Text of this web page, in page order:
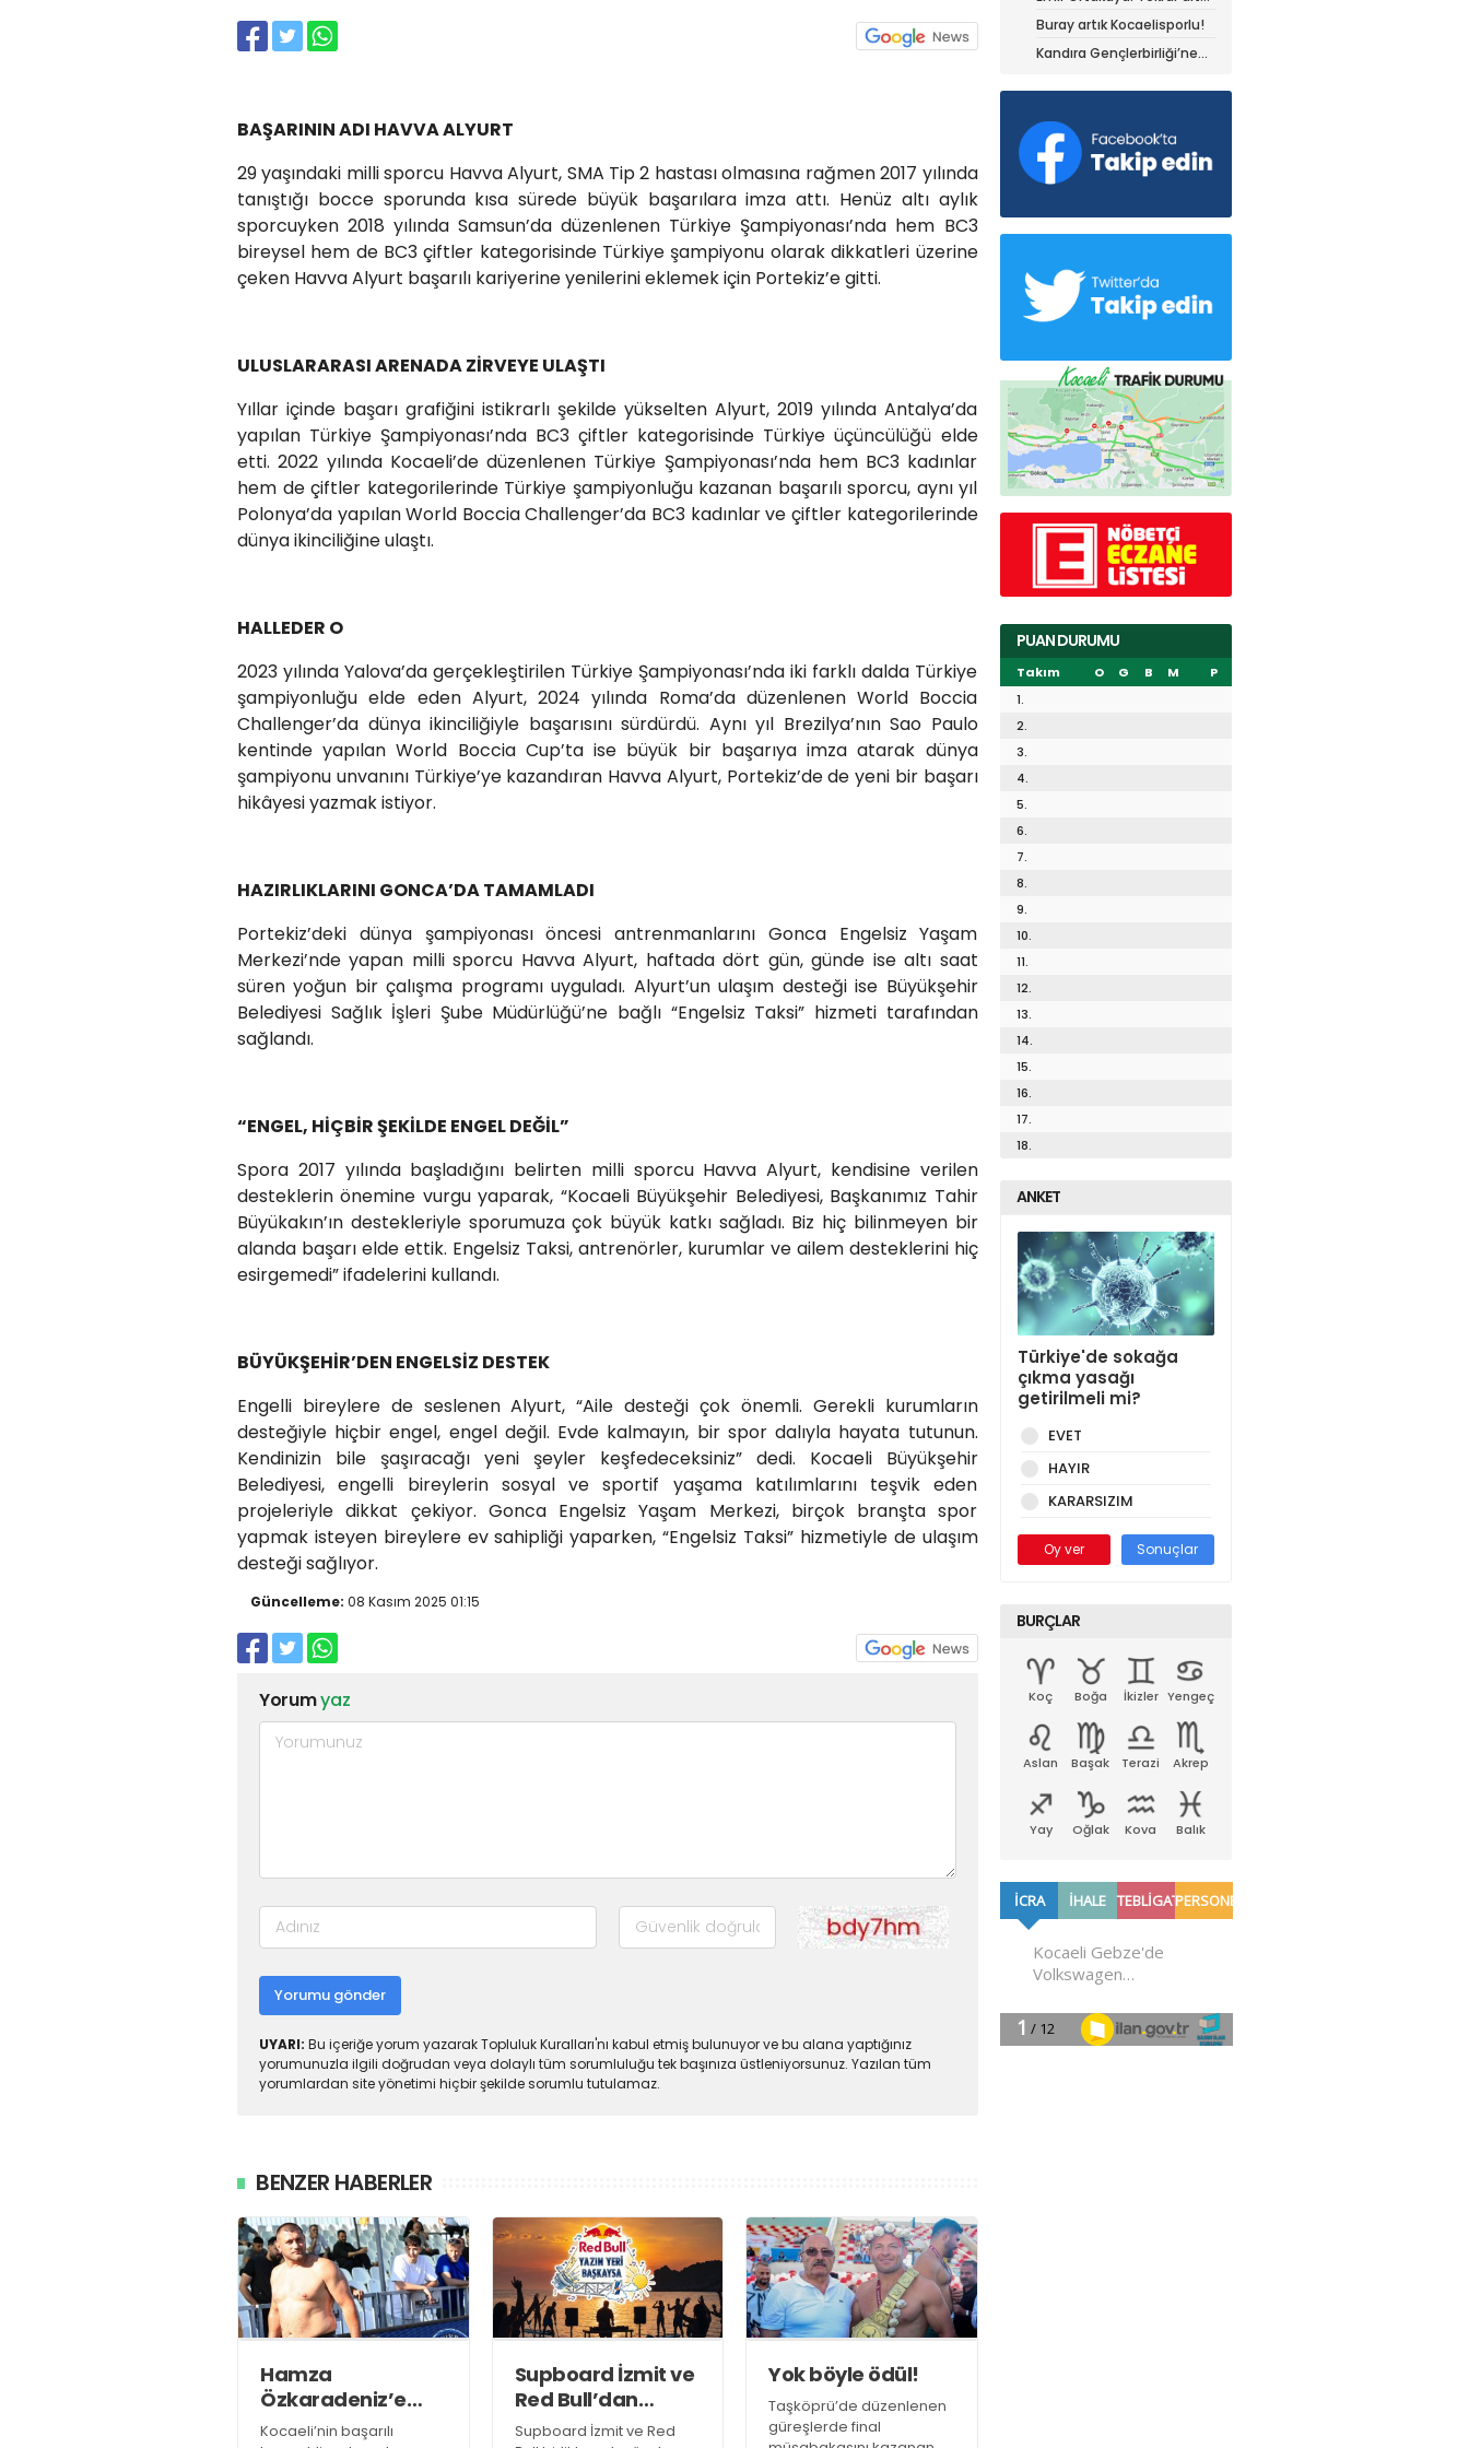
BAŞARININ ADI HAVVA ALYURT
29 yaşındaki milli sporcu Havva Alyurt, SMA Tip 2 hastası olmasına rağmen 2017 yılında
tanıştığı bocce sporunda kısa sürede büyük başarılara imza attı. Henüz altı aylık
sporcuyken 2018 yılında Samsun’da düzenlenen Türkiye Şampiyonası’nda hem BC3
bireysel hem de BC3 çiftler kategorisinde Türkiye şampiyonu olarak dikkatleri üzerine
çeken Havva Alyurt başarılı kariyerine yenilerini eklemek için Portekiz’e gitti.
ULUSLARARASI ARENADA ZİRVEYE ULAŞTI
Yıllar içinde başarı grafiğini istikrarlı şekilde yükselten Alyurt, 2019 yılında Antalya’da
yapılan Türkiye Şampiyonası’nda BC3 çiftler kategorisinde Türkiye üçüncülüğü elde
etti. 2022 yılında Kocaeli’de düzenlenen Türkiye Şampiyonası’nda hem BC3 kadınlar
hem de çiftler kategorilerinde Türkiye şampiyonluğu kazanan başarılı sporcu, aynı yıl
Polonya’da yapılan World Boccia Challenger’da BC3 kadınlar ve çiftler kategorilerinde
dünya ikinciliğine ulaştı.
HALLEDER O
2023 yılında Yalova’da gerçekleştirilen Türkiye Şampiyonası’nda iki farklı dalda Türkiye
şampiyonluğu elde eden Alyurt, 2024 yılında Roma’da düzenlenen World Boccia
Challenger’da dünya ikinciliğiyle başarısını sürdürdü. Aynı yıl Brezilya’nın Sao Paulo
kentinde yapılan World Boccia Cup’ta ise büyük bir başarıya imza atarak dünya
şampiyonu unvanını Türkiye’ye kazandıran Havva Alyurt, Portekiz’de de yeni bir başarı
hikâyesi yazmak istiyor.
HAZIRLIKLARINI GONCA’DA TAMAMLADI
Portekiz’deki dünya şampiyonası öncesi antrenmanlarını Gonca Engelsiz Yaşam
Merkezi’nde yapan milli sporcu Havva Alyurt, haftada dört gün, günde ise altı saat
süren yoğun bir çalışma programı uyguladı. Alyurt’un ulaşım desteği ise Büyükşehir
Belediyesi Sağlık İşleri Şube Müdürlüğü’ne bağlı “Engelsiz Taksi” hizmeti tarafından
sağlandı.
“ENGEL, HİÇBİR ŞEKİLDE ENGEL DEĞİL”
Spora 2017 yılında başladığını belirten milli sporcu Havva Alyurt, kendisine verilen
desteklerin önemine vurgu yaparak, “Kocaeli Büyükşehir Belediyesi, Başkanımız Tahir
Büyükakın’ın destekleriyle sporumuza çok büyük katkı sağladı. Biz hiç bilinmeyen bir
alanda başarı elde ettik. Engelsiz Taksi, antrenörler, kurumlar ve ailem desteklerini hiç
esirgemedi” ifadelerini kullandı.
BÜYÜKŞEHİR’DEN ENGELSİZ DESTEK
Engelli bireylere de seslenen Alyurt, “Aile desteği çok önemli. Gerekli kurumların
desteğiyle hiçbir engel, engel değil. Evde kalmayın, bir spor dalıyla hayata tutunun.
Kendinizin bile şaşıracağı yeni şeyler keşfedeceksiniz” dedi. Kocaeli Büyükşehir
Belediyesi, engelli bireylerin sosyal ve sportif yaşama katılımlarını teşvik eden
projeleriyle dikkat çekiyor. Gonca Engelsiz Yaşam Merkezi, birçok branşta spor
yapmak isteyen bireylere ev sahipliği yaparken, “Engelsiz Taksi” hizmetiyle de ulaşım
desteği sağlıyor.
Güncelleme: 08 Kasım 2025 01:15
Yorumyaz
Yorumu gönder
UYARI: Bu içeriğe yorum yazarak Topluluk Kuralları'nı kabul etmiş bulunuyor ve bu alana yaptığınız
yorumunuzla ilgili doğrudan veya dolaylı tüm sorumluluğu tek başınıza üstleniyorsunuz. Yazılan tüm
yorumlardan site yönetimi hiçbir şekilde sorumlu tutulamaz.
BENZER HABERLER
Hamza
Özkaradeniz’e
yapılan yanlışın
Kocaeli’nin başarılı
Supboard İzmit ve
Red Bull’dan
şahane etkinlik!
Supboard İzmit ve Red
Yok böyle ödül!
Taşköprü’de düzenlenen
güreşlerde final
olduğum yerdeyim
Buray artık Kocaelisporlu!
Kandıra Gençlerbirliği’ne
PUAN DURUMU
Takım O G B M
P
1.
2.
3.
4.
5.
6.
7.
8.
9.
10.
11.
12.
13.
14.
15.
16.
17.
18.
ANKET
Türkiye'de sokağa
çıkma yasağı
getirilmeli mi?
EVET
HAYIR
KARARSIZIM
Oy ver Sonuçlar
BURÇLAR
Koç Boğa İkizler Yengeç
Aslan Başak Terazi Akrep
Yay Oğlak Kova Balık